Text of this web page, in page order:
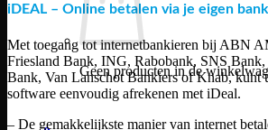
Geen producten in de
Terug naar winkel
iDEAL – Online betalen via je eigen
Met toegang tot internetbankieren bij ABN
Friesland Bank, ING, Rabobank, SNS
Bank, Van Lanschot Bankiers of Knab, kunt
software eenvoudig afrekenen met iDeal.
– De gemakkelijkste manier van internet